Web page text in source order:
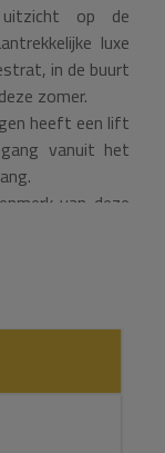
uitzicht op de
luxe
in de buurt
zomer.
heeft een lift
vanuit het
van deze
uit:
en open
tuin en het
en een
trap naar de